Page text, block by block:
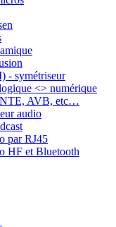
- symétriseur
<> numérique
AVB, etc…
audio
par RJ45
HF et Bluetooth